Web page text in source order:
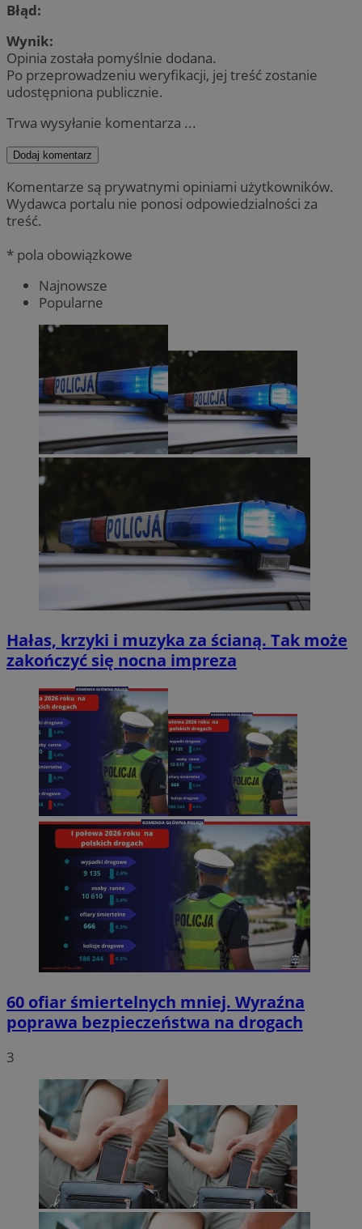
Błąd:
Wynik:
Opinia została pomyślnie dodana.
Po przeprowadzeniu weryfikacji, jej treść zostanie
udostępniona publicznie.
Trwa wysyłanie komentarza ...
Dodaj komentarz
Komentarze są prywatnymi opiniami użytkowników.
Wydawca portalu nie ponosi odpowiedzialności za
treść.
* pola obowiązkowe
Najnowsze
Popularne
Hałas, krzyki i muzyka za ścianą. Tak może
zakończyć się nocna impreza
60 ofiar śmiertelnych mniej. Wyraźna
poprawa bezpieczeństwa na drogach
3